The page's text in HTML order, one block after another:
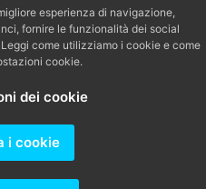
682
esperienza di navigazione,
fornire le funzionalità dei social
come utilizziamo i cookie e come
cookie.
dei cookie
i cookie